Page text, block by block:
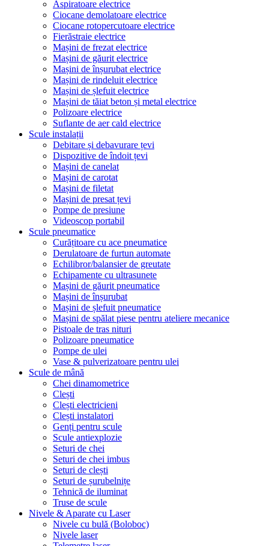
Aspiratoare electrice
Ciocane demolatoare electrice
Ciocane rotopercutoare electrice
Fierăstraie electrice
Mașini de frezat electrice
Mașini de găurit electrice
Mașini de înșurubat electrice
Mașini de rindeluit electrice
Mașini de șlefuit electrice
Mașini de tăiat beton și metal electrice
Polizoare electrice
Suflante de aer cald electrice
Scule instalații
Debitare și debavurare țevi
Dispozitive de îndoit țevi
Mașini de canelat
Mașini de carotat
Mașini de filetat
Mașini de presat țevi
Pompe de presiune
Videoscop portabil
Scule pneumatice
Curățitoare cu ace pneumatice
Derulatoare de furtun automate
Echilibror/balansier de greutate
Echipamente cu ultrasunete
Mașini de găurit pneumatice
Mașini de înșurubat
Mașini de șlefuit pneumatice
Mașini de spălat piese pentru ateliere mecanice
Pistoale de tras nituri
Polizoare pneumatice
Pompe de ulei
Vase & pulverizatoare pentru ulei
Scule de mână
Chei dinamometrice
Clești
Clești electricieni
Clești instalatori
Genți pentru scule
Scule antiexplozie
Seturi de chei
Seturi de chei imbus
Seturi de clești
Seturi de șurubelnițe
Tehnică de iluminat
Truse de scule
Nivele & Aparate cu Laser
Nivele cu bulă (Boloboc)
Nivele laser